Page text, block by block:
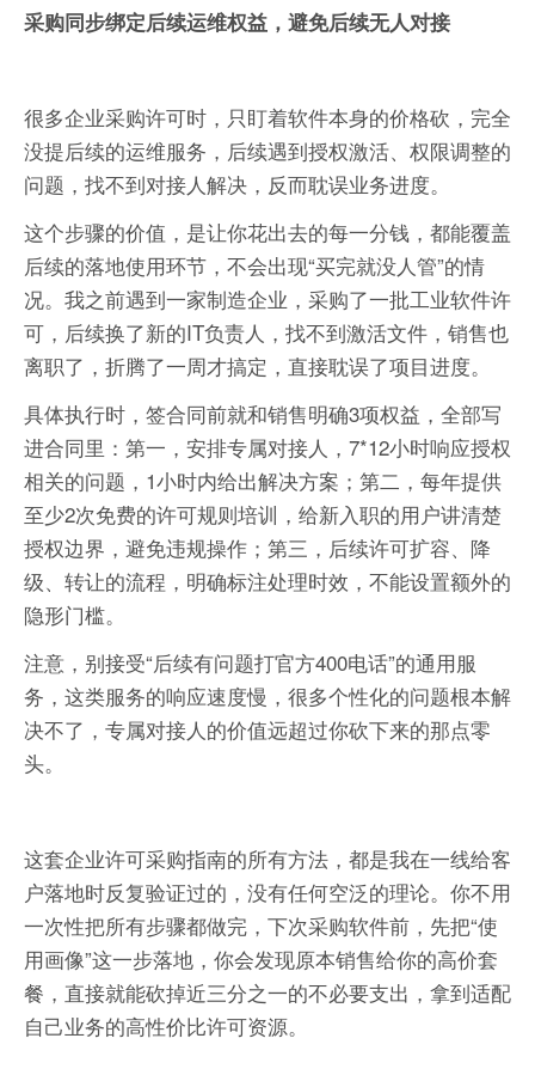
采购同步绑定后续运维权益，避免后续无人对接
很多企业采购许可时，只盯着软件本身的价格砍，完全
没提后续的运维服务，后续遇到授权激活、权限调整的
问题，找不到对接人解决，反而耽误业务进度。
这个步骤的价值，是让你花出去的每一分钱，都能覆盖
后续的落地使用环节，不会出现“买完就没人管”的情
况。我之前遇到一家制造企业，采购了一批工业软件许
可，后续换了新的IT负责人，找不到激活文件，销售也
离职了，折腾了一周才搞定，直接耽误了项目进度。
具体执行时，签合同前就和销售明确3项权益，全部写
进合同里：第一，安排专属对接人，7*12小时响应授权
相关的问题，1小时内给出解决方案；第二，每年提供
至少2次免费的许可规则培训，给新入职的用户讲清楚
授权边界，避免违规操作；第三，后续许可扩容、降
级、转让的流程，明确标注处理时效，不能设置额外的
隐形门槛。
注意，别接受“后续有问题打官方400电话”的通用服
务，这类服务的响应速度慢，很多个性化的问题根本解
决不了，专属对接人的价值远超过你砍下来的那点零
头。
这套企业许可采购指南的所有方法，都是我在一线给客
户落地时反复验证过的，没有任何空泛的理论。你不用
一次性把所有步骤都做完，下次采购软件前，先把“使
用画像”这一步落地，你会发现原本销售给你的高价套
餐，直接就能砍掉近三分之一的不必要支出，拿到适配
自己业务的高性价比许可资源。